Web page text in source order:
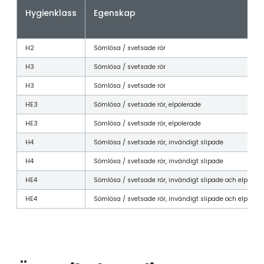
Hygienklass Egenskap
H2
Sömlösa / svetsade rör
H3
Sömlösa / svetsade rör
H3
Sömlösa / svetsade rör
HE3
Sömlösa / svetsade rör, elpolerade
HE3
Sömlösa / svetsade rör, elpolerade
H4
Sömlösa / svetsade rör, invändigt slipade
H4
Sömlösa / svetsade rör, invändigt slipade
HE4
Sömlösa / svetsade rör, invändigt slipade och
HE4
Sömlösa / svetsade rör, invändigt slipade och